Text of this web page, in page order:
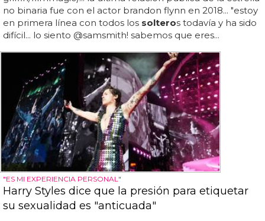
no binaria fue con el actor brandon flynn en 2018... "estoy
en primera línea con todos los solteros todavía y ha sido
difícil... lo siento @samsmith! sabemos que eres...
"ES MI EXPERIENCIA PERSONAL"
Harry Styles dice que la presión para etiquetar
su sexualidad es "anticuada"